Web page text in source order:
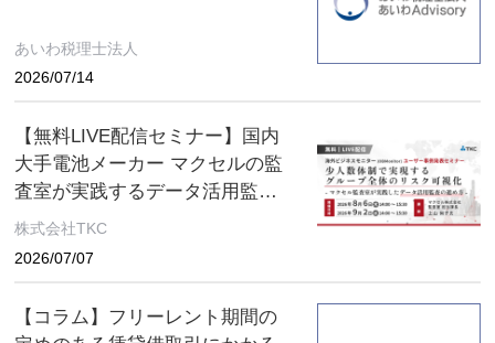
あいわ税理士法人
2026/07/14
【無料LIVE配信セミナー】国内
大手電池メーカー マクセルの監
査室が実践するデータ活用監査
とは ～８月６日(木)、９月２日
株式会社TKC
2026/07/07
【コラム】フリーレント期間の